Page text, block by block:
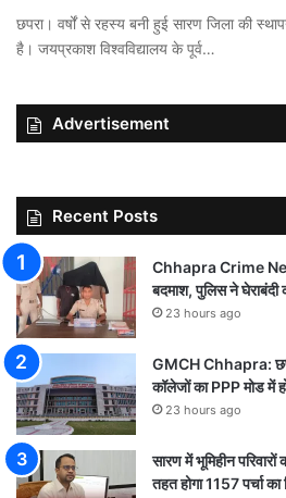
छपरा। वर्षों से रहस्य बनी हुई सारण जिला की
है। जयप्रकाश विश्वविद्यालय के पूर्व…
Advertisement
Recent Posts
Chhapra Crime
बदमाश, पुलिस ने घेराबंदी
23 hours ago
GMCH Chhapra:
कॉलेजों का PPP मोड में
23 hours ago
सारण में भूमिहीन
तहत होगा 1157 पर्चा का